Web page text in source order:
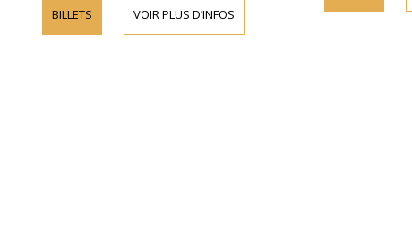
BILLETS VOIR PLUS D’INFOS